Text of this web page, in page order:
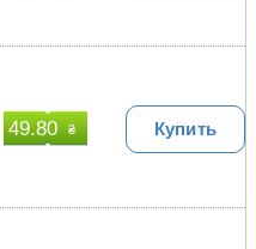
49.80 ₴ Купить